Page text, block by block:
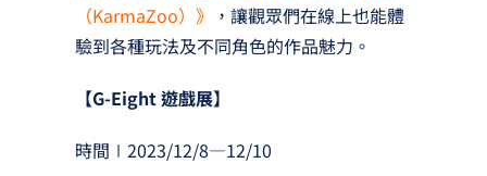
（KarmaZoo）》 ，讓觀眾們在線上也能體
驗到各種玩法及不同角色的作品魅力。
【G-Eight 遊戲展】
時間∣2023/12/8—12/10